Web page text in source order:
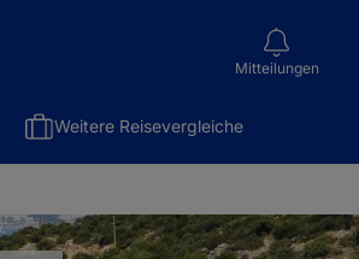
Mitteilungen
Weitere Reisevergleiche